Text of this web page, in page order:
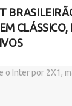
CLÁSSICO,